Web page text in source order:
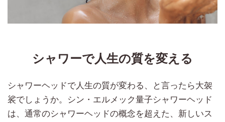
シャワーで人生の質を変える
シャワーヘッドで人生の質が変わる、と言ったら大袈
裟でしょうか。シン・エルメック量子シャワーヘッド
は、通常のシャワーヘッドの概念を超えた、新しいス